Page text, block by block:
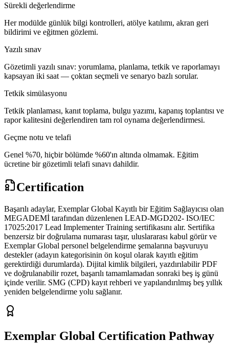
Sürekli değerlendirme
Her modülde günlük bilgi kontrolleri, atölye katılımı, akran geri
bildirimi ve eğitmen gözlemi.
Yazılı sınav
Gözetimli yazılı sınav: yorumlama, planlama, tetkik ve raporlamayı
kapsayan iki saat — çoktan seçmeli ve senaryo bazlı sorular.
Tetkik simülasyonu
Tetkik planlaması, kanıt toplama, bulgu yazımı, kapanış toplantısı ve
rapor kalitesini değerlendiren tam rol oynama değerlendirmesi.
Geçme notu ve telafi
Genel %70, hiçbir bölümde %60'ın altında olmamak. Eğitim
ücretine bir gözetimli telafi sınavı dahildir.
Certification
Başarılı adaylar, Exemplar Global Kayıtlı bir Eğitim Sağlayıcısı olan
MEGADEMİ tarafından düzenlenen LEAD-MGD202- ISO/IEC
17025:2017 Lead Implementer Training sertifikasını alır. Sertifika
benzersiz bir doğrulama numarası taşır, uluslararası kabul görür ve
Exemplar Global personel belgelendirme şemalarına başvuruyu
destekler (adayın kategorisinin ön koşul olarak kayıtlı eğitim
gerektirdiği durumlarda). Dijital kimlik bilgileri, yazdırılabilir PDF
ve doğrulanabilir rozet, başarılı tamamlamadan sonraki beş iş günü
içinde verilir. SMG (CPD) kayıt rehberi ve yapılandırılmış beş yıllık
yeniden belgelendirme yolu sağlanır.
Exemplar Global Certification Pathway